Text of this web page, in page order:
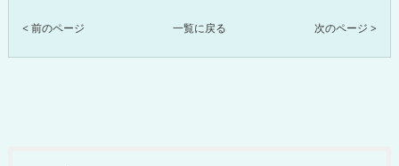
< 前のページ 一覧に戻る 次のページ >